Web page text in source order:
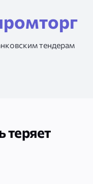
тендерам
теряет